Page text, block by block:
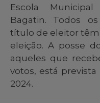
Escola
Bagatin. Todos
título de eleitor têm
eleição. A posse
aqueles que
votos, está prevista
2024.